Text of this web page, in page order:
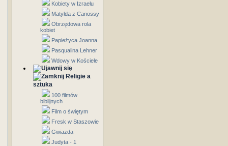
Kobiety w Izraelu
Matylda z Canossy
Obrzędowa rola
kobiet
Papieżyca Joanna
Pasqualina Lehner
Wdowy w Kościele
Religie a
sztuka
100 filmów
biblijnych
Film o świętym
Fresk w Staszowie
Gwiazda
Judyta - 1